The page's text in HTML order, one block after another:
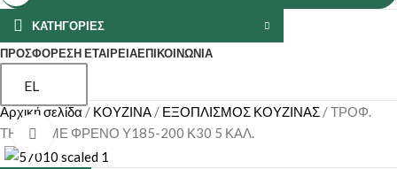
ΚΑΤΗΓΟΡΙΕΣ
ΠΡΟΣΦΟΡΕΣΗ ΕΤΑΙΡΕΊΑΕΠΙΚΟΙΝΩΝΊΑ
EL
Αρχική σελίδα ΚΟΥΖΙΝΑ ΕΞΟΠΛΙΣΜΟΣ ΚΟΥΖΙΝΑΣ
ΤΡΟΦ.
ΤΗΛΚΗ ΜΕ ΦΡΕΝΟ Υ185-200 Κ30 5 ΚΑΛ.
Κάντε κλικ για μεγέθυνση